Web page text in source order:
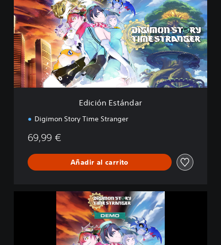
c
i
ó
n
E
s
t
á
n
Edición Estándar
Digimon Story Time Stranger
69,99 €
Añadir al carrito